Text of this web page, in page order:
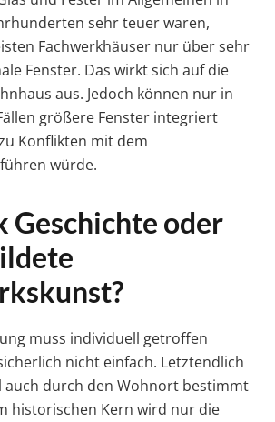
sehr teuer waren,
Fachwerkhäuser nur über sehr
Fenster. Das wirkt sich auf die
aus. Jedoch können nur in
größere Fenster integriert
Konflikten mit dem
würde.
Geschichte oder
muss individuell getroffen
nicht einfach. Letztendlich
auch durch den Wohnort bestimmt
historischen Kern wird nur die